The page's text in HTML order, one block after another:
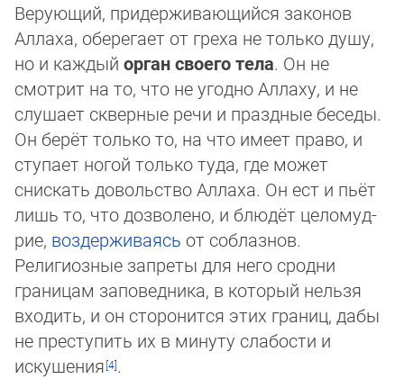
Верующий, придерживающийся законов
Аллаха, оберегает от греха не только душу,
но и каждый орган своего тела. Он не
смотрит на то, что не угодно Аллаху, и не
слушает скверные речи и праздные беседы.
Он берёт только то, на что имеет право, и
ступает ногой только туда, где может
снискать довольство Аллаха. Он ест и пьёт
лишь то, что дозволено, и блюдёт цело­муд­
рие, воздерживаясь от соблазнов.
Религиозные запреты для него сродни
границам заповедника, в который нельзя
вхо­дить, и он сторонится этих границ, дабы
не преступить их в минуту слабости и
искушения
.